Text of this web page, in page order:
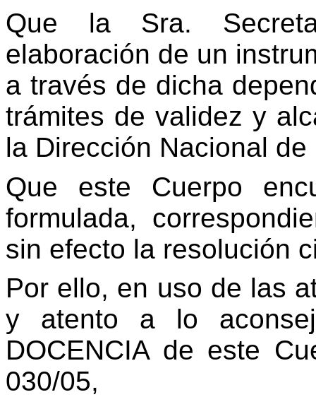
Que la Sra.
elaboración de un
a través de dicha
trámites de validez y
la Dirección Nacional
Que este Cuerpo
formulada,
sin efecto la resolución
Por ello, en uso de las
y atento a lo
DOCENCIA de este
030/05,